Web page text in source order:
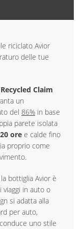
riciclato Avior
delle tue
Claim
un
del 86% in base
parete isolata
20 ore e calde fino
proprio come
la bottiglia Avior è
viaggi in auto o
si adatta alla
per auto,
uno stile